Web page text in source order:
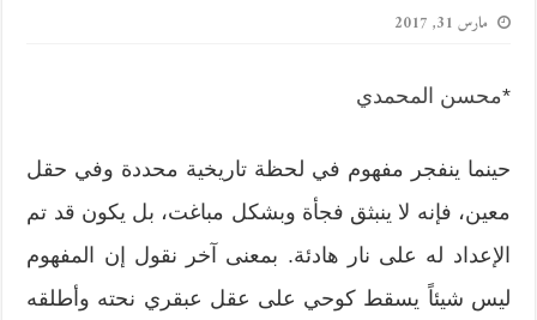
مارس 31, 2017
*محسن المحمدي
حينما ينفجر مفهوم في لحظة تاريخية محددة وفي حقل
معين، فإنه لا ينبثق فجأة وبشكل مباغت، بل يكون قد تم
الإعداد له على نار هادئة. بمعنى آخر نقول إن المفهوم
ليس شيئاً يسقط كوحي على عقل عبقري نحته وأطلقه